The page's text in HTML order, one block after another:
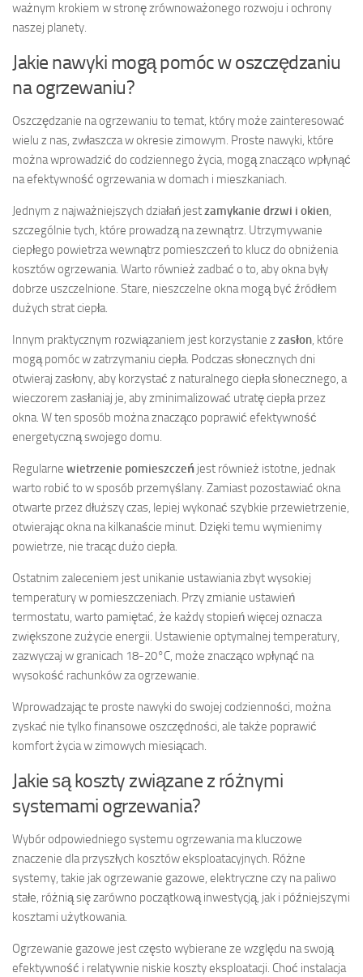
ważnym krokiem w stronę zrównoważonego rozwoju i ochrony
naszej planety.
Jakie nawyki mogą pomóc w oszczędzaniu
na ogrzewaniu?
Oszczędzanie na ogrzewaniu to temat, który może zainteresować
wielu z nas, zwłaszcza w okresie zimowym. Proste nawyki, które
można wprowadzić do codziennego życia, mogą znacząco wpłynąć
na efektywność ogrzewania w domach i mieszkaniach.
Jednym z najważniejszych działań jestzamykanie drzwi i okien,
szczególnie tych, które prowadzą na zewnątrz. Utrzymywanie
ciepłego powietrza wewnątrz pomieszczeń to klucz do obniżenia
kosztów ogrzewania. Warto również zadbać o to, aby okna były
dobrze uszczelnione. Stare, nieszczelne okna mogą być źródłem
dużych strat ciepła.
Innym praktycznym rozwiązaniem jest korzystanie zzasłon, które
mogą pomóc w zatrzymaniu ciepła. Podczas słonecznych dni
otwieraj zasłony, aby korzystać z naturalnego ciepła słonecznego, a
wieczorem zasłaniaj je, aby zminimalizować utratę ciepła przez
okna. W ten sposób można znacząco poprawić efektywność
energetyczną swojego domu.
Regularne wietrzenie pomieszczeń jest również istotne, jednak
warto robić to w sposób przemyślany. Zamiast pozostawiać okna
otwarte przez dłuższy czas, lepiej wykonać szybkie przewietrzenie,
otwierając okna na kilkanaście minut. Dzięki temu wymienimy
powietrze, nie tracąc dużo ciepła.
Ostatnim zaleceniem jest unikanie ustawiania zbyt wysokiej
temperatury w pomieszczeniach. Przy zmianie ustawień
termostatu, warto pamiętać, że każdy stopień więcej oznacza
zwiększone zużycie energii. Ustawienie optymalnej temperatury,
zazwyczaj w granicach 18-20°C, może znacząco wpłynąć na
wysokość rachunków za ogrzewanie.
Wprowadzając te proste nawyki do swojej codzienności, można
zyskać nie tylko finansowe oszczędności, ale także poprawić
komfort życia w zimowych miesiącach.
Jakie są koszty związane z różnymi
systemami ogrzewania?
Wybór odpowiedniego systemu ogrzewania ma kluczowe
znaczenie dla przyszłych kosztów eksploatacyjnych. Różne
systemy, takie jak ogrzewanie gazowe, elektryczne czy na paliwo
stałe, różnią się zarówno początkową inwestycją, jak i późniejszymi
kosztami użytkowania.
Ogrzewanie gazowe jest często wybierane ze względu na swoją
efektywność i relatywnie niskie koszty eksploatacji. Choć instalacja